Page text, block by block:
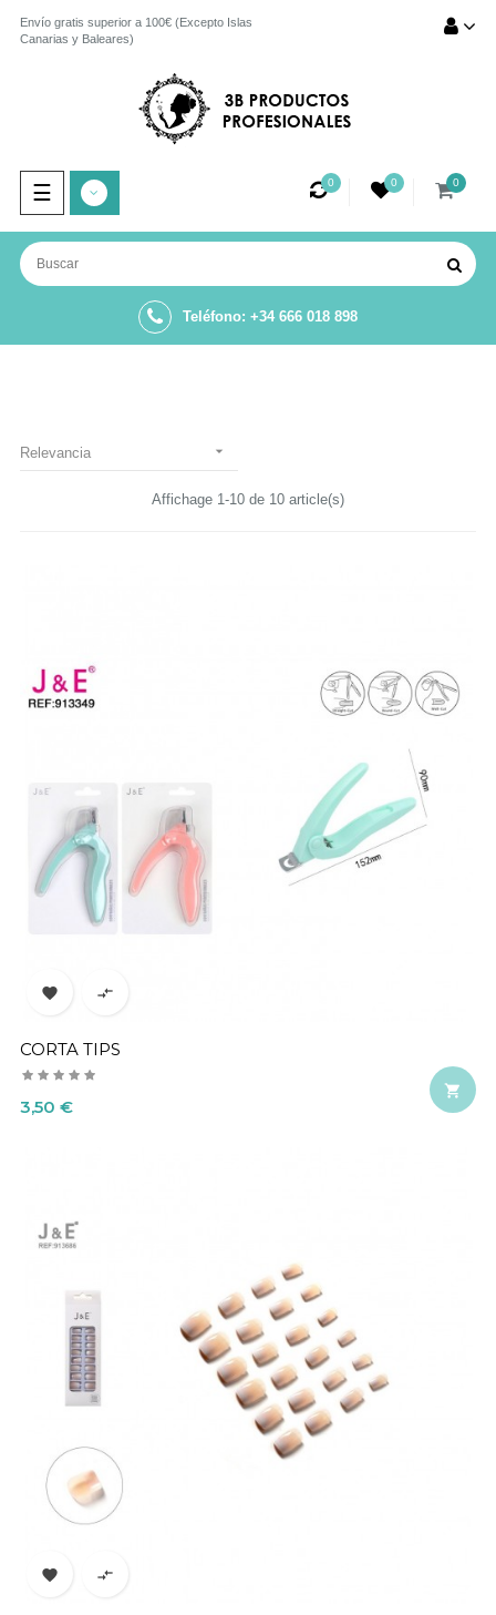
Envío gratis superior a 100€ (Excepto Islas
Canarias y Baleares)
Navegación
de
palanca
☰ 0 0 0
Teléfono: +34 666 018 898
Relevancia 
Affichage 1-10 de 10 article(s)
 
CORTA TIPS
Precio
3,50 €

 